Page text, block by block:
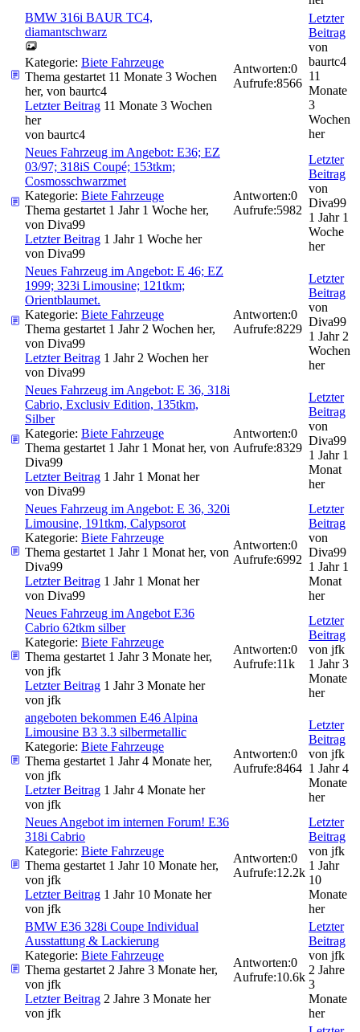
BMW 316i BAUR TC4,
diamantschwarz
Kategorie: Biete Fahrzeuge
Thema gestartet 11 Monate 3 Wochen
her, von baurtc4
Letzter Beitrag 11 Monate 3 Wochen
her
von baurtc4
Antworten:0
Aufrufe:8566
Letzter
Beitrag
von
baurtc4
11
Monate
3
Wochen
her
Neues Fahrzeug im Angebot: E36; EZ
03/97; 318iS Coupé; 153tkm;
Cosmosschwarzmet
Kategorie: Biete Fahrzeuge
Thema gestartet 1 Jahr 1 Woche her,
von Diva99
Letzter Beitrag 1 Jahr 1 Woche her
von Diva99
Antworten:0
Aufrufe:5982
Letzter
Beitrag
von
Diva99
1 Jahr 1
Woche
her
Neues Fahrzeug im Angebot: E 46; EZ
1999; 323i Limousine; 121tkm;
Orientblaumet.
Kategorie: Biete Fahrzeuge
Thema gestartet 1 Jahr 2 Wochen her,
von Diva99
Letzter Beitrag 1 Jahr 2 Wochen her
von Diva99
Antworten:0
Aufrufe:8229
Letzter
Beitrag
von
Diva99
1 Jahr 2
Wochen
her
Neues Fahrzeug im Angebot: E 36, 318i
Cabrio, Exclusiv Edition, 135tkm,
Silber
Kategorie: Biete Fahrzeuge
Thema gestartet 1 Jahr 1 Monat her, von
Diva99
Letzter Beitrag 1 Jahr 1 Monat her
von Diva99
Antworten:0
Aufrufe:8329
Letzter
Beitrag
von
Diva99
1 Jahr 1
Monat
her
Neues Fahrzeug im Angebot: E 36, 320i
Limousine, 191tkm, Calypsorot
Kategorie: Biete Fahrzeuge
Thema gestartet 1 Jahr 1 Monat her, von
Diva99
Letzter Beitrag 1 Jahr 1 Monat her
von Diva99
Antworten:0
Aufrufe:6992
Letzter
Beitrag
von
Diva99
1 Jahr 1
Monat
her
Neues Fahrzeug im Angebot E36
Cabrio 62tkm silber
Kategorie: Biete Fahrzeuge
Thema gestartet 1 Jahr 3 Monate her,
von jfk
Letzter Beitrag 1 Jahr 3 Monate her
von jfk
Antworten:0
Aufrufe:11k
Letzter
Beitrag
von jfk
1 Jahr 3
Monate
her
angeboten bekommen E46 Alpina
Limousine B3 3.3 silbermetallic
Kategorie: Biete Fahrzeuge
Thema gestartet 1 Jahr 4 Monate her,
von jfk
Letzter Beitrag 1 Jahr 4 Monate her
von jfk
Antworten:0
Aufrufe:8464
Letzter
Beitrag
von jfk
1 Jahr 4
Monate
her
Neues Angebot im internen Forum! E36
318i Cabrio
Kategorie: Biete Fahrzeuge
Thema gestartet 1 Jahr 10 Monate her,
von jfk
Letzter Beitrag 1 Jahr 10 Monate her
von jfk
Antworten:0
Aufrufe:12.2k
Letzter
Beitrag
von jfk
1 Jahr
10
Monate
her
BMW E36 328i Coupe Individual
Ausstattung & Lackierung
Kategorie: Biete Fahrzeuge
Thema gestartet 2 Jahre 3 Monate her,
von jfk
Letzter Beitrag 2 Jahre 3 Monate her
von jfk
Antworten:0
Aufrufe:10.6k
Letzter
Beitrag
von jfk
2 Jahre
3
Monate
her